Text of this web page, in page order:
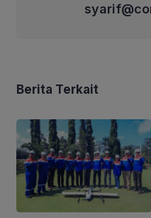
Berita Terkait